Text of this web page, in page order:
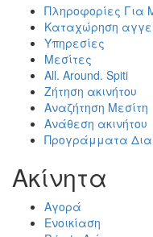
Πληροφορίες Για
Καταχώρηση
Υπηρεσίες
Μεσίτες
All. Around. Spiti
Ζήτηση ακινήτου
Αναζήτηση Μεσίτη
Ανάθεση ακινήτου
Προγράμματα
Ακίνητα
Αγορά
Ενοικίαση